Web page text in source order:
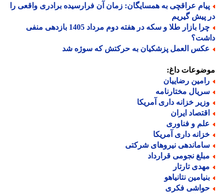
عراقچی به همسایگان: زمان آن فرارسیده برادری واقعی را
پیش گیریم
چرا بازار طلا و سکه در هفته دوم مرداد 1405 بازدهی منفی
العمل پزشکیان به حرکتش که سوژه شد
داغ:
رضاییان
مختارنامه
خزانه داری آمریکا
ایران
و فناوری
داری آمریکا
نیروهای شرکتی
نجومی قرارداد
تارتار
نتانیاهو
فکری